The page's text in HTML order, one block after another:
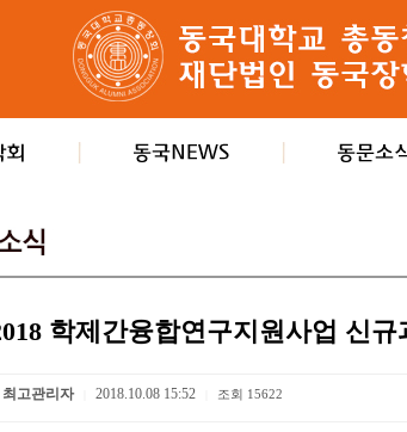
학제간융합연구지원사업 신
최고관리자 2018.10.08 15:52 조회 15622